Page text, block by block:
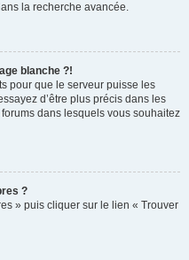
la recherche avancée.
blanche ?!
pour que le serveur puisse les
d’être plus précis dans les
dans lesquels vous souhaitez
?
» puis cliquer sur le lien « Trouver